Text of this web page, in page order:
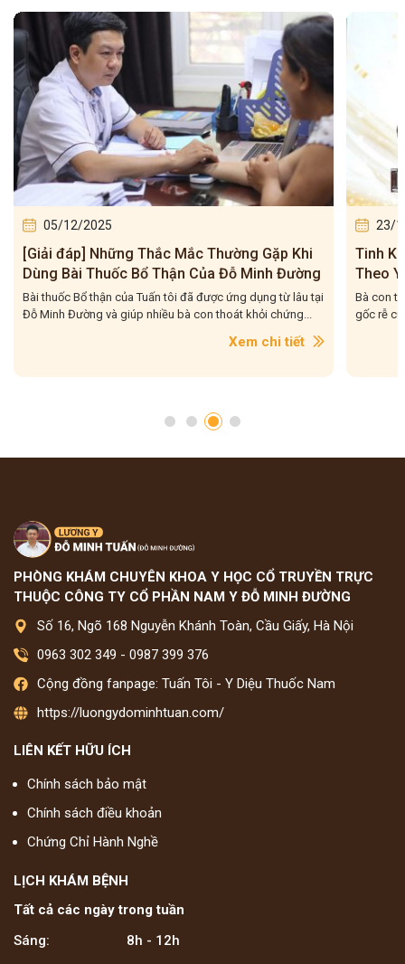
Thường Gặp Khi
Đỗ Minh Đường
được ứng dụng từ lâu tại
thoát khỏi chứng...
Tinh Khí Thận Đầy Đủ – Bí Quyết
Theo Y Học Cổ Truyền
Bà con thân mến, Tuấn tôi vẫn thường nói,
gốc rễ của sự sống, là nguồn năng lượng duy
PHÒNG KHÁM CHUYÊN KHOA Y HỌC CỔ TRUYỀN TRỰC
THUỘC CÔNG TY CỔ PHẦN NAM Y ĐỖ MINH ĐƯỜNG
Số 16, Ngõ 168 Nguyễn Khánh Toàn, Cầu Giấy, Hà Nội
0963 302 349 - 0987 399 376
Cộng đồng fanpage: Tuấn Tôi - Y Diệu Thuốc Nam
https://luongydominhtuan.com/
LIÊN KẾT HỮU ÍCH
Chính sách bảo mật
Chính sách điều khoản
Chứng Chỉ Hành Nghề
LỊCH KHÁM BỆNH
Tất cả các ngày trong tuần
Sáng:
8h - 12h